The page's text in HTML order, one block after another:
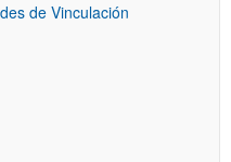
de Vinculación